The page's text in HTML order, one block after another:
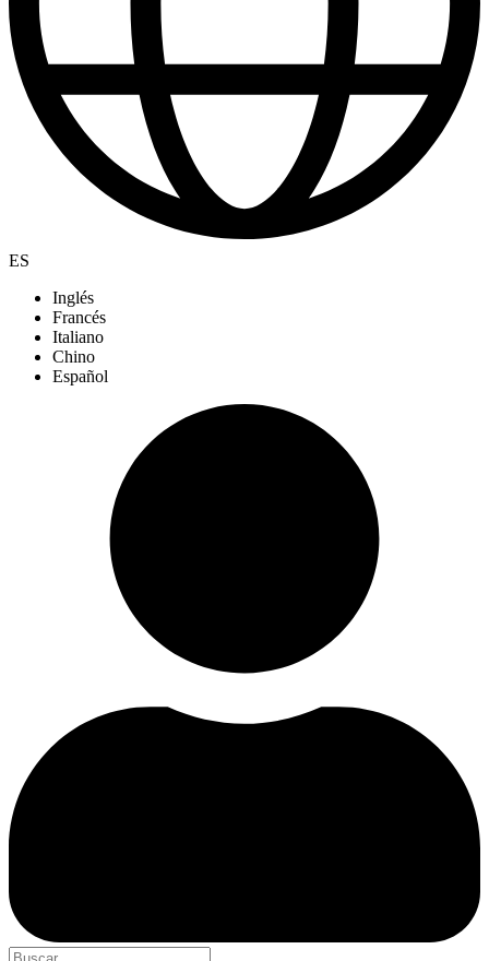
ES
Inglés
Francés
Italiano
Chino
Español